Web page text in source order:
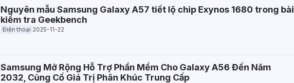
Nguyên mẫu Samsung Galaxy A57 tiết lộ chip Exynos 1680 trong bài
kiểm tra Geekbench
Điện thoại 2025-11-22
Samsung Mở Rộng Hỗ Trợ Phần Mềm Cho Galaxy A56 Đến Năm
2032, Củng Cố Giá Trị Phân Khúc Trung Cấp